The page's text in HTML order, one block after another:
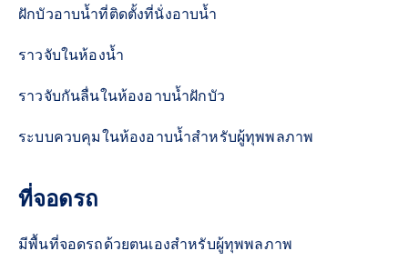
ฝักบัวอาบน้ำที่ติดตั้งที่นั่งอาบน้ำ
ราวจับในห้องน้ำ
ราวจับกันลื่นในห้องอาบน้ำฝักบัว
ระบบควบคุมในห้องอาบน้ำสำหรับผู้ทุพพลภาพ
ที่จอดรถ
มีพื้นที่จอดรถด้วยตนเองสำหรับผู้ทุพพลภาพ